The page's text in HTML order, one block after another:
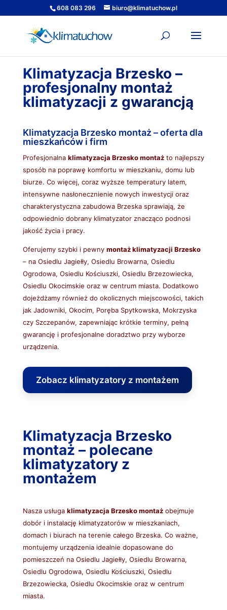
608 083 296 biuro@klimatuchow.pl
Klimatyzacja Brzesko –
profesjonalny montaż
klimatyzacji z gwarancją
Klimatyzacja Brzesko montaż – oferta dla
mieszkańców i firm
Profesjonalna klimatyzacja Brzesko montażto najlepszy
sposób na poprawę komfortu w mieszkaniu, domu lub
biurze. Co więcej, coraz wyższe temperatury latem,
intensywne nasłonecznienie nowych inwestycji oraz
charakterystyczna zabudowa Brzeska sprawiają, że
odpowiednio dobrany klimatyzator znacząco podnosi
jakość życia i pracy.
Oferujemy szybki i pewny montaż klimatyzacji Brzesko
– na Osiedlu Jagiełły, Osiedlu Browarna, Osiedlu
Ogrodowa, Osiedlu Kościuszki, Osiedlu Brzezowiecka,
Osiedlu Okocimskie oraz w centrum miasta. Dodatkowo
dojeżdżamy również do okolicznych miejscowości, takich
jak Jadowniki, Okocim, Poręba Spytkowska, Mokrzyska
czy Szczepanów, zapewniając krótkie terminy, pełną
gwarancję i profesjonalne doradztwo przy wyborze
urządzenia.
Zobacz klimatyzatory z montażem
Klimatyzacja Brzesko
montaż – polecane
klimatyzatory z
montażem
Nasza usługa klimatyzacja Brzesko montażobejmuje
dobór i instalację klimatyzatorów w mieszkaniach,
domach i biurach na terenie całego Brzeska. Co ważne,
montujemy urządzenia idealnie dopasowane do
pomieszczeń na Osiedlu Jagiełły, Osiedlu Browarna,
Osiedlu Ogrodowa, Osiedlu Kościuszki, Osiedlu
Brzezowiecka, Osiedlu Okocimskie oraz w centrum
miasta.